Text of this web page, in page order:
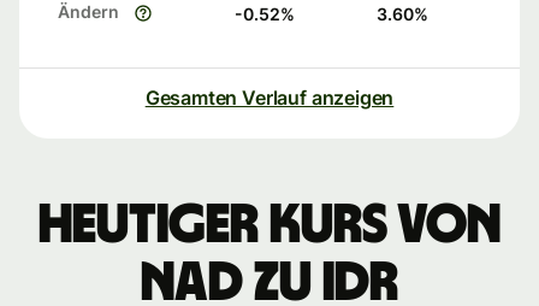
Ändern -0.52% 3.60%
Gesamten Verlauf anzeigen
Heutiger Kurs von
NAD zu IDR